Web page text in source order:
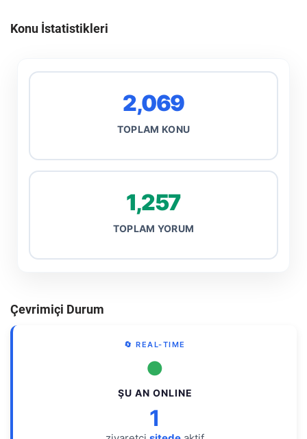
Konu İstatistikleri
2,069
TOPLAM KONU
1,257
TOPLAM YORUM
Çevrimiçi Durum
🔄 REAL-TIME
●
ŞU AN ONLINE
1